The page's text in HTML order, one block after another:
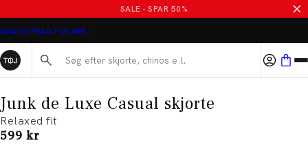
SALE - SPAR 50%
GRATIS FRAGT V/ 499,-
Søg her...
Junk de Luxe Casual skjorte
Relaxed fit
I alt (inkl. rabat)
599 kr